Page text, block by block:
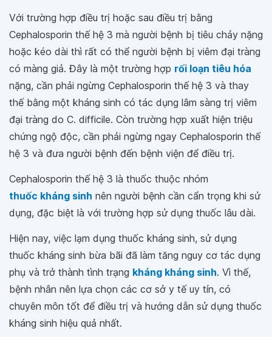
Với trường hợp điều trị hoặc sau điều trị bằng
Cephalosporin thế hệ 3 mà người bệnh bị tiêu chảy nặng
hoặc kéo dài thì rất có thể người bệnh bị viêm đại tràng
có màng giả. Đây là một trường hợp rối loạn tiêu hóa
nặng, cần phải ngừng Cephalosporin thế hệ 3 và thay
thế bằng một kháng sinh có tác dụng lâm sàng trị viêm
đại tràng do C. difficile. Còn trường hợp xuất hiện triệu
chứng ngộ độc, cần phải ngừng ngay Cephalosporin thế
hệ 3 và đưa người bệnh đến bệnh viện để điều trị.
Cephalosporin thế hệ 3 là thuốc thuộc nhóm
thuốc kháng sinh nên người bệnh cần cẩn trọng khi sử
dụng, đặc biệt là với trường hợp sử dụng thuốc lâu dài.
Hiện nay, việc lạm dụng thuốc kháng sinh, sử dụng
thuốc kháng sinh bừa bãi đã làm tăng nguy cơ tác dụng
phụ và trở thành tình trạng kháng kháng sinh. Vì thế,
bệnh nhân nên lựa chọn các cơ sở y tế uy tín, có
chuyên môn tốt để điều trị và hướng dẫn sử dụng thuốc
kháng sinh hiệu quả nhất.